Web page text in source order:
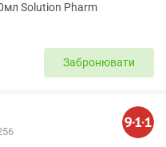
Solution Pharm
Забронювати